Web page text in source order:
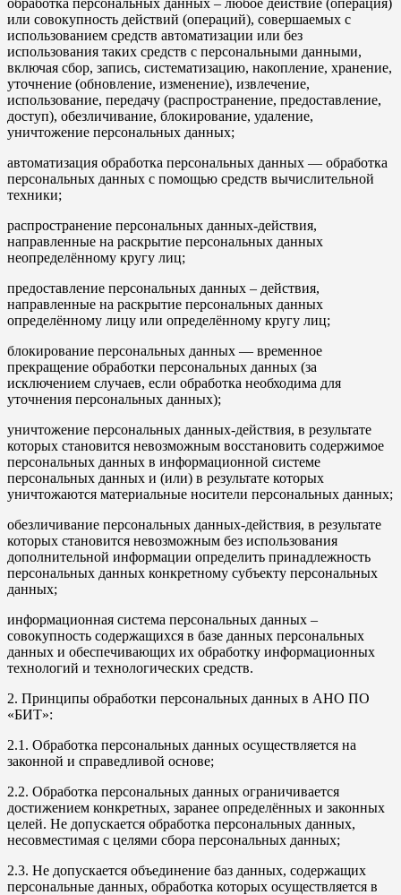
или совокупность действий (операций), совершаемых с
использованием средств автоматизации или без
использования таких средств с персональными данными,
включая сбор, запись, систематизацию, накопление, хранение,
уточнение (обновление, изменение), извлечение,
использование, передачу (распространение, предоставление,
доступ), обезличивание, блокирование, удаление,
уничтожение персональных данных;
автоматизация обработка персональных данных — обработка
персональных данных с помощью средств вычислительной
техники;
распространение персональных данных-действия,
направленные на раскрытие персональных данных
неопределённому кругу лиц;
предоставление персональных данных – действия,
направленные на раскрытие персональных данных
определённому лицу или определённому кругу лиц;
блокирование персональных данных — временное
прекращение обработки персональных данных (за
исключением случаев, если обработка необходима для
уточнения персональных данных);
уничтожение персональных данных-действия, в результате
которых становится невозможным восстановить содержимое
персональных данных в информационной системе
персональных данных и (или) в результате которых
уничтожаются материальные носители персональных данных;
обезличивание персональных данных-действия, в результате
которых становится невозможным без использования
дополнительной информации определить принадлежность
персональных данных конкретному субъекту персональных
данных;
информационная система персональных данных –
совокупность содержащихся в базе данных персональных
данных и обеспечивающих их обработку информационных
технологий и технологических средств.
2. Принципы обработки персональных данных в АНО ПО
«БИТ»:
2.1. Обработка персональных данных осуществляется на
законной и справедливой основе;
2.2. Обработка персональных данных ограничивается
достижением конкретных, заранее определённых и законных
целей. Не допускается обработка персональных данных,
несовместимая с целями сбора персональных данных;
2.3. Не допускается объединение баз данных, содержащих
персональные данных, обработка которых осуществляется в